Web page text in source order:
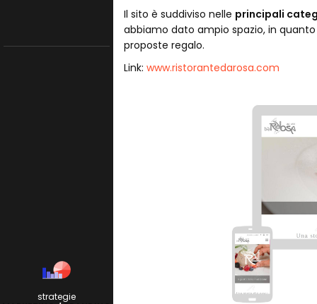
strategie
Il sito è suddiviso nelle principali
abbiamo dato ampio spazio, in
proposte regalo.
Link: www.ristorantedarosa.com
Pagina news